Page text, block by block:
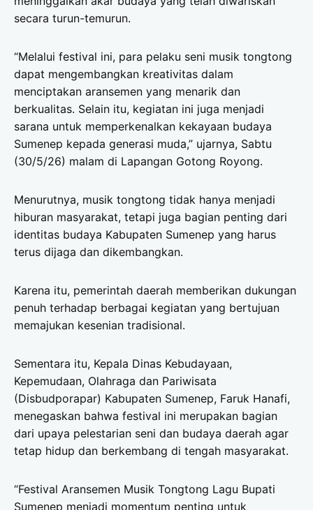
secara turun-temurun.
“Melalui festival ini, para pelaku seni musik tongtong
dapat mengembangkan kreativitas dalam
menciptakan aransemen yang menarik dan
berkualitas. Selain itu, kegiatan ini juga menjadi
sarana untuk memperkenalkan kekayaan budaya
Sumenep kepada generasi muda,” ujarnya, Sabtu
(30/5/26) malam di Lapangan Gotong Royong.
Menurutnya, musik tongtong tidak hanya menjadi
hiburan masyarakat, tetapi juga bagian penting dari
identitas budaya Kabupaten Sumenep yang harus
terus dijaga dan dikembangkan.
Karena itu, pemerintah daerah memberikan dukungan
penuh terhadap berbagai kegiatan yang bertujuan
memajukan kesenian tradisional.
Sementara itu, Kepala Dinas Kebudayaan,
Kepemudaan, Olahraga dan Pariwisata
(Disbudporapar) Kabupaten Sumenep, Faruk Hanafi,
menegaskan bahwa festival ini merupakan bagian
dari upaya pelestarian seni dan budaya daerah agar
tetap hidup dan berkembang di tengah masyarakat.
“Festival Aransemen Musik Tongtong Lagu Bupati
Sumenep menjadi momentum penting untuk